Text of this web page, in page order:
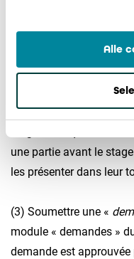
Alle
Les dossiers mis en
pas pouvoir être traités
première session
Vous avez le choix de
une partie avant le
les présenter dans leur
(3) Soumettre une «
module « demandes »
demande est